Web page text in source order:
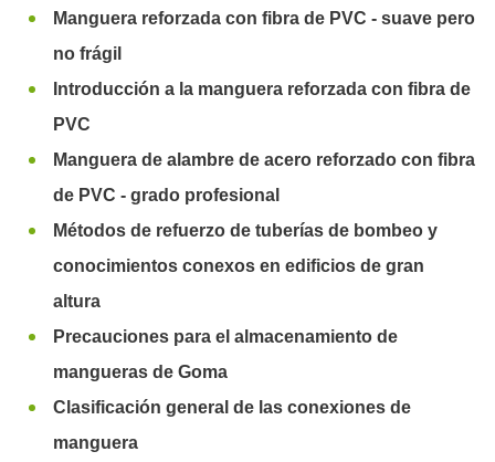
Manguera reforzada con fibra de PVC - suave pero
no frágil
Introducción a la manguera reforzada con fibra de
PVC
Manguera de alambre de acero reforzado con fibra
de PVC - grado profesional
Métodos de refuerzo de tuberías de bombeo y
conocimientos conexos en edificios de gran
altura
Precauciones para el almacenamiento de
mangueras de Goma
Clasificación general de las conexiones de
manguera